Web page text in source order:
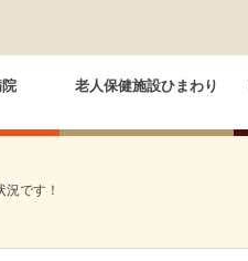
老人保健施設ひまわり
です！